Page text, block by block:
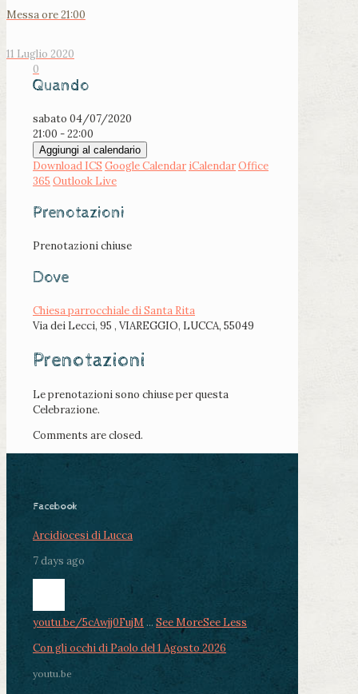
Messa ore 21:00
11 Luglio 2020
0
Quando
sabato 04/07/2020
21:00 - 22:00
Aggiungi al calendario
Download ICS Google Calendar iCalendarOffice
365 Outlook Live
Prenotazioni
Prenotazioni chiuse
Dove
Chiesa parrocchiale di Santa Rita
Via dei Lecci, 95 , VIAREGGIO, LUCCA, 55049
Prenotazioni
Le prenotazioni sono chiuse per questa
Celebrazione.
Comments are closed.
Facebook
Arcidiocesi di Lucca
7 days ago
youtu.be/5cAwjj0FujM ... See MoreSee Less
Con gli occhi di Paolo del 1 Agosto 2026
youtu.be